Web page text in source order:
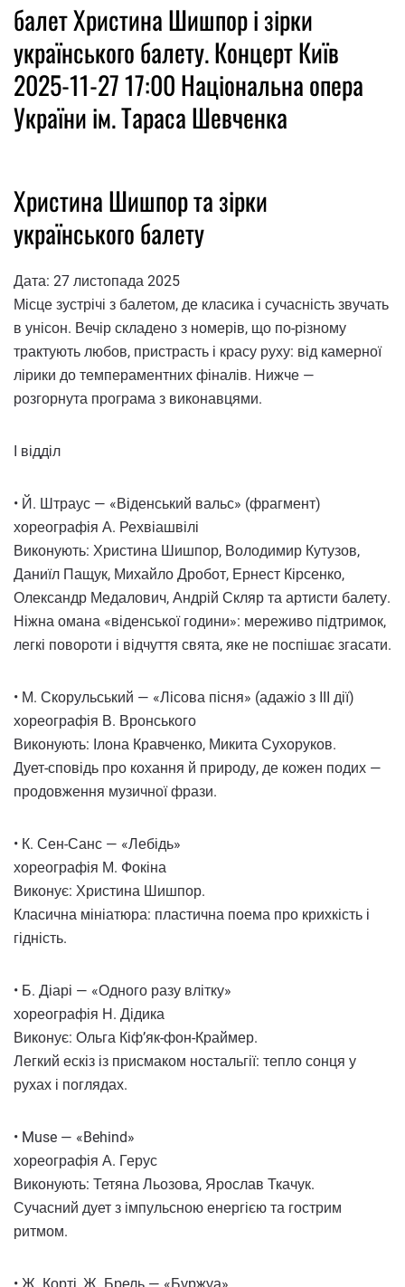
балет Христина Шишпор і зірки
українського балету. Концерт Київ
2025-11-27 17:00 Національна опера
України ім. Тараса Шевченка
Христина Шишпор та зірки
українського балету
Дата: 27 листопада 2025
Місце зустрічі з балетом, де класика і сучасність звучать
в унісон. Вечір складено з номерів, що по-різному
трактують любов, пристрасть і красу руху: від камерної
лірики до темпераментних фіналів. Нижче —
розгорнута програма з виконавцями.
І відділ
• Й. Штраус — «Віденський вальс» (фрагмент)
хореографія А. Рехвіашвілі
Виконують: Христина Шишпор, Володимир Кутузов,
Даниїл Пащук, Михайло Дробот, Ернест Кірсенко,
Олександр Медалович, Андрій Скляр та артисти балету.
Ніжна омана «віденської години»: мереживо підтримок,
легкі повороти і відчуття свята, яке не поспішає згасати.
• М. Скорульський — «Лісова пісня» (адажіо з ІІІ дії)
хореографія В. Вронського
Виконують: Ілона Кравченко, Микита Сухоруков.
Дует-сповідь про кохання й природу, де кожен подих —
продовження музичної фрази.
• К. Сен-Санс — «Лебідь»
хореографія М. Фокіна
Виконує: Христина Шишпор.
Класична мініатюра: пластична поема про крихкість і
гідність.
• Б. Діарі — «Одного разу влітку»
хореографія Н. Дідика
Виконує: Ольга Кіф’як-фон-Краймер.
Легкий ескіз із присмаком ностальгії: тепло сонця у
рухах і поглядах.
• Muse — «Behind»
хореографія А. Герус
Виконують: Тетяна Льозова, Ярослав Ткачук.
Сучасний дует з імпульсною енергією та гострим
ритмом.
• Ж. Корті, Ж. Брель — «Буржуа»